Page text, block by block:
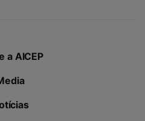
a AICEP